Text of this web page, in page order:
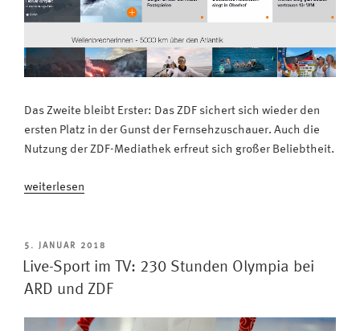
Das Zweite bleibt Erster: Das ZDF sichert sich wieder den
ersten Platz in der Gunst der Fernsehzuschauer. Auch die
Nutzung der ZDF-Mediathek erfreut sich großer Beliebtheit.
„Ranking:
Lieblingssender
der
Deutschen“
weiterlesen
VERÖFFENTLICHT
AM
5. JANUAR 2018
Live-Sport im TV: 230 Stunden Olympia bei
ARD und ZDF